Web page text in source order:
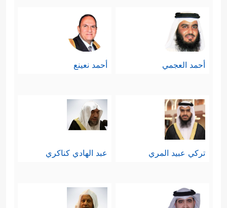
أحمد العجمي أحمد نعينع
تركي عبيد المري عبد الهادي كناكري